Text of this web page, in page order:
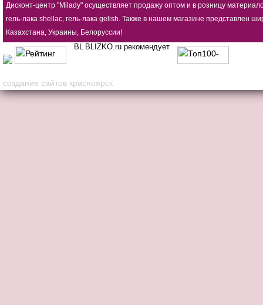
Дисконт-центр "Milady" осуществляет продажу оптом и в розницу
гель-лака shellac, гель-лака gelish. Также в нашем магазине представлен
Казахстана, Украины, Белоруссии!
BLIZKO.ru рекомендует
создание сайтов красноярск